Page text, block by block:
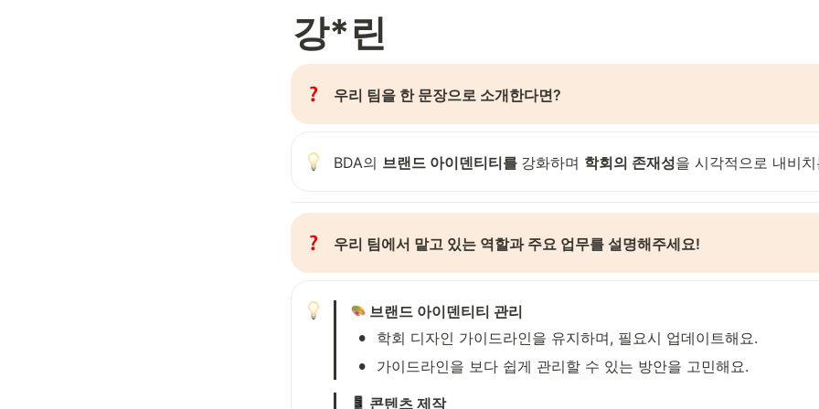
강*린
우리 팀을 한 문장으로 소개한다면?
BDA의 브랜드 아이덴티티를 강화하며 학회의 존재성을 시각적으로 내비
우리 팀에서 맡고 있는 역할과 주요 업무를 설명해주세요!
브랜드 아이덴티티 관리
• 학회 디자인 가이드라인을 유지하며, 필요시 업데이트해요.
• 가이드라인을 보다 쉽게 관리할 수 있는 방안을 고민해요.
콘텐츠 제작